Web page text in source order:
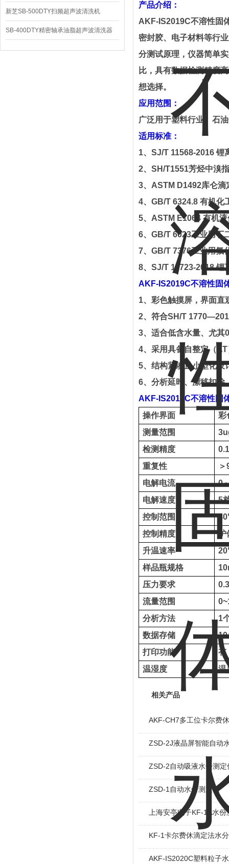
新芝SB-500DTY扫频超声波清洗机
SB-400DTY精密轴承油脂超声波清洗器
产品介绍：
AKF-IS2019C不溶性固
密封胶、电子材料等行
分测试原理，仪器简单
比，具有数据检测精度
想选择。
应用范围 ：
广泛用于塑料行业、石
适用标准 ：
1、 SJ/T 11568-2016 锂
2、 SH/T1551芳烃中溴
3、 ASTM D1492库仑滴
4、 GB/T 6324.8 有机化
5、 ASTM E1064 有机
6、 GB/T 6023工业用丁
7、 GB/T 7376工业用氟
8、 SJ/T 11723-2018锂
AKF-IS2019C不溶性固
1、 彩色触摸屏，界面直
2、 符合SH/T
3、 适合低含水量、尤其
4、 采用具备自整定（ AT
5、 结构紧凑且小型化设
6、 分析延时、漂移扣除
AKF-IS2019C不溶性固
操作界面
彩
测量范围
检测精度
重复性
＞
电解电流
0
电解速度
5
控制范围
控制精度
升温速率
样品瓶规格
压力要求
0.3
流量范围
分析方法
1
数据存储
10
打印功能
有
温湿度
温
相关产品
AKF-CH7多工位卡尔费
ZSD-2J液晶屏智能自动
ZSD-2自动吸液水份测定
ZSD-1自动水份测定仪
上海安亭电子KF-1A水份
KF-1卡尔费休滴定法水
AKF-IS2020C塑料粒子